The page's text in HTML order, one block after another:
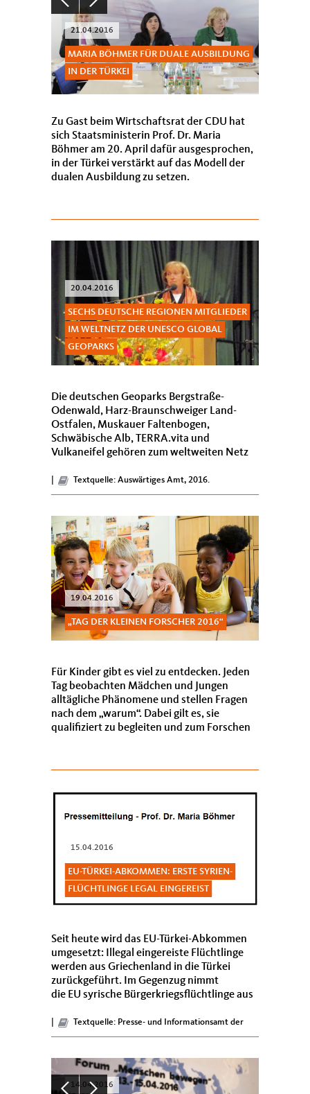
21.04.2016
MARIA BÖHMER FÜR DUALE AUSBILDUNG
IN DER TÜRKEI
Zu Gast beim Wirtschaftsrat der CDU hat
sich Staatsministerin Prof. Dr. Maria
Böhmer am 20. April dafür ausgesprochen,
in der Türkei verstärkt auf das Modell der
dualen Ausbildung zu setzen.
20.04.2016
SECHS DEUTSCHE REGIONEN MITGLIEDER
IM WELTNETZ DER UNESCO GLOBAL
GEOPARKS
Die deutschen Geoparks Bergstraße-
Odenwald, Harz-Braunschweiger Land-
Ostfalen, Muskauer Faltenbogen,
Schwäbische Alb, TERRA.vita und
Vulkaneifel gehören zum weltweiten Netz
Generalkonferenz der UNESCO ...
Textquelle: Auswärtiges Amt, 2016.
19.04.2016
TAG DER KLEINEN FORSCHER 2016“
Für Kinder gibt es viel zu entdecken. Jeden
Tag beobachten Mädchen und Jungen
alltägliche Phänomene und stellen Fragen
nach dem „warum“. Dabei gilt es, sie
qualifiziert zu begleiten und zum Forschen
15.04.2016
EU-TÜRKEI-ABKOMMEN: ERSTE SYRIEN-
FLÜCHTLINGE LEGAL EINGEREIST
Seit heute wird das EU-Türkei-Abkommen
umgesetzt: Illegal eingereiste Flüchtlinge
werden aus Griechenland in die Türkei
zurückgeführt. Im Gegenzug nimmt
die EU syrische Bürgerkriegsflüchtlinge aus
Textquelle: Presse- und Informationsamt der
Bundesregierung
14.04.2016